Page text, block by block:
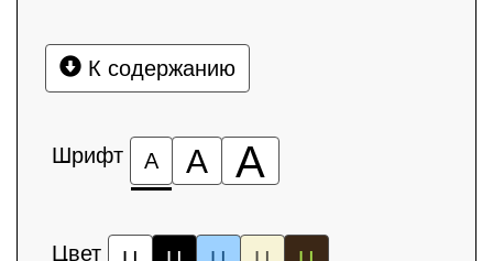
К содержанию
Шрифт А А А
Цвет